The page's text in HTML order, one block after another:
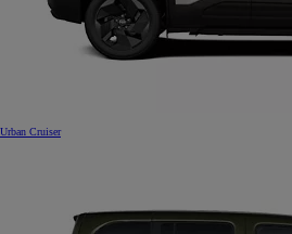
Urban Cruiser